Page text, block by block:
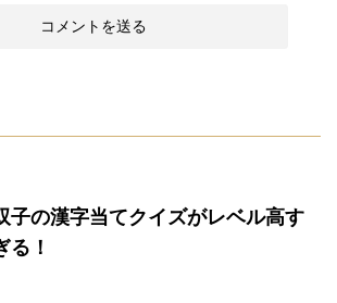
子の漢字当てクイズがレベル高す
る！